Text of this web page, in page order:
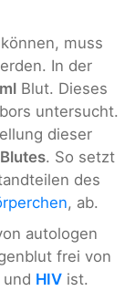
muss
In der
Blut. Dieses
untersucht.
dieser
. So setzt
des
, ab.
autologen
frei von
und HIV ist.